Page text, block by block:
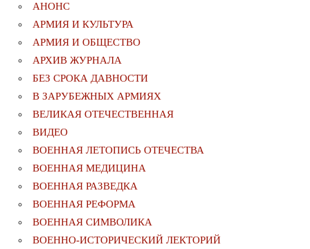
АНОНС
АРМИЯ И КУЛЬТУРА
АРМИЯ И ОБЩЕСТВО
АРХИВ ЖУРНАЛА
БЕЗ СРОКА ДАВНОСТИ
В ЗАРУБЕЖНЫХ АРМИЯХ
ВЕЛИКАЯ ОТЕЧЕСТВЕННАЯ
ВИДЕО
ВОЕННАЯ ЛЕТОПИСЬ ОТЕЧЕСТВА
ВОЕННАЯ МЕДИЦИНА
ВОЕННАЯ РАЗВЕДКА
ВОЕННАЯ РЕФОРМА
ВОЕННАЯ СИМВОЛИКА
ВОЕННО-ИСТОРИЧЕСКИЙ ЛЕКТОРИЙ